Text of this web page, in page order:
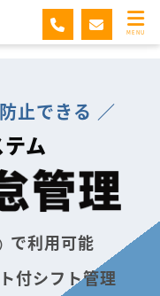
MENU
止できる ／
ム
で利用可能
付シフト管理